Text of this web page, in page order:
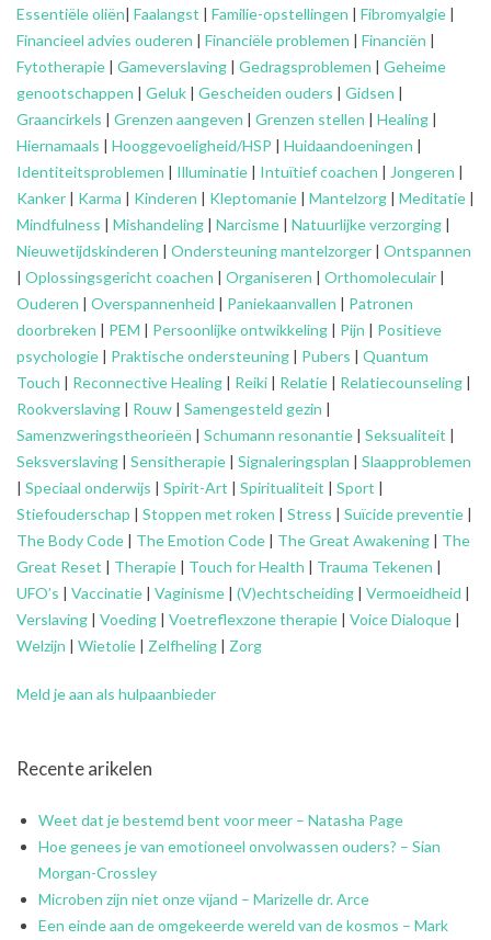
Essentiële oliën| Faalangst | Familie-opstellingen | Fibromyalgie |
Financieel advies ouderen | Financiële problemen | Financiën |
Fytotherapie | Gameverslaving | Gedragsproblemen | Geheime
genootschappen | Geluk | Gescheiden ouders | Gidsen |
Graancirkels | Grenzen aangeven | Grenzen stellen | Healing |
Hiernamaals | Hooggevoeligheid/HSP | Huidaandoeningen |
Identiteitsproblemen | Illuminatie | Intuïtief coachen | Jongeren |
Kanker | Karma | Kinderen | Kleptomanie | Mantelzorg | Meditatie |
Mindfulness | Mishandeling | Narcisme | Natuurlijke verzorging |
Nieuwetijdskinderen | Ondersteuningmantelzorger | Ontspannen
| Oplossingsgericht coachen | Organiseren | Orthomoleculair |
Ouderen | Overspannenheid | Paniekaanvallen | Patronen
doorbreken | PEM | Persoonlijke ontwikkeling | Pijn | Positieve
psychologie | Praktische ondersteuning | Pubers | Quantum
Touch | Reconnective Healing | Reiki | Relatie | Relatiecounseling |
Rookverslaving | Rouw | Samengesteld gezin |
Samenzweringstheorieën | Schumann resonantie | Seksualiteit |
Seksverslaving | Sensitherapie | Signaleringsplan | Slaapproblemen
| Speciaal onderwijs | Spirit-Art | Spiritualiteit | Sport |
Stiefouderschap | Stoppen met roken | Stress | Suïcide preventie |
The Body Code | The Emotion Code | The Great Awakening | The
Great Reset | Therapie | Touch for Health | Trauma Tekenen |
UFO’s | Vaccinatie | Vaginisme | (V)echtscheiding | Vermoeidheid |
Verslaving | Voeding | Voetreflexzone therapie | Voice Dialoque |
Welzijn | Wietolie | Zelfheling | Zorg
Meld je aan als hulpaanbieder
Recente arikelen
Weet dat je bestemd bent voor meer – Natasha Page
Hoe genees je van emotioneel onvolwassen ouders? – Sian
Morgan-Crossley
Microben zijn niet onze vijand – Marizelle dr. Arce
Een einde aan de omgekeerde wereld van de kosmos – Mark